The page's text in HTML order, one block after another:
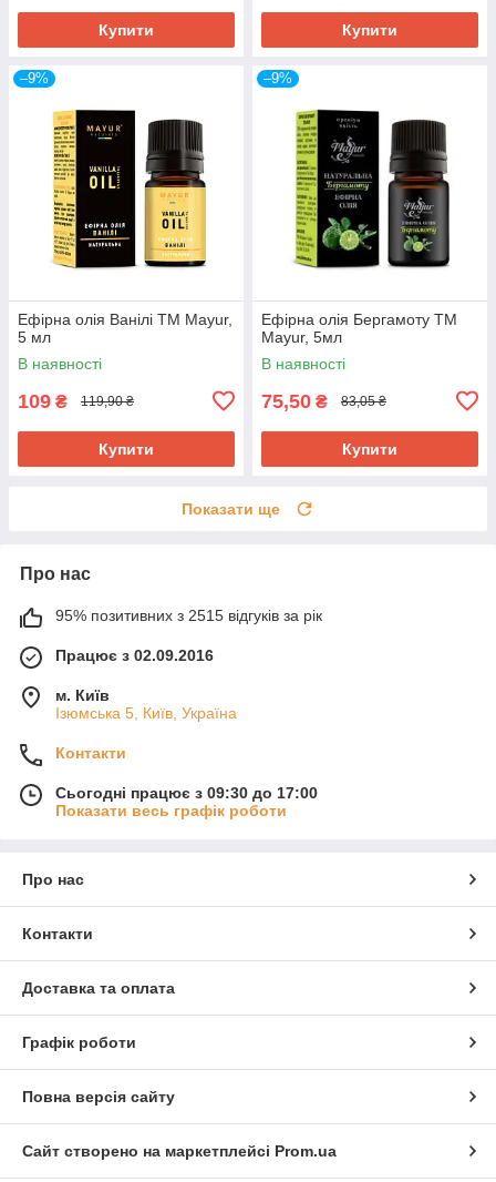
Купити Купити
–9%
Ефірна олія Ванілі ТМ Mayur,
5 мл
В наявності
109 ₴ 119,90 ₴
Купити
–9%
Ефірна олія Бергамоту ТМ
Mayur, 5мл
В наявності
75,50 ₴ 83,05 ₴
Купити
Показати ще
Про нас
95% позитивних з 2515 відгуків за рік
Працює з 02.09.2016
м. Київ
Ізюмська 5, Київ, Україна
Контакти
Сьогодні працює з 09:30 до 17:00
Показати весь графік роботи
Про нас
Контакти
Доставка та оплата
Графік роботи
Повна версія сайту
Сайт створено на маркетплейсі Prom.ua